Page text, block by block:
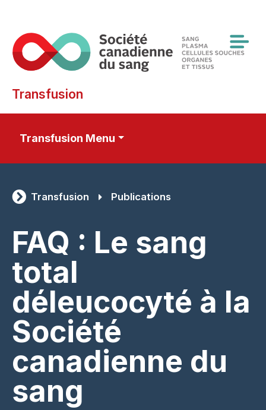
main
content
Transfusion
Transfusion Menu
Transfusion Publications
FAQ : Le sang
total
déleucocyté à la
Société
canadienne du
sang